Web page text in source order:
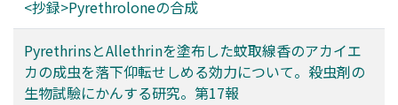
<抄録>Pyrethroloneの合成
PyrethrinsとAllethrinを塗布した蚊取線香のアカイエ
カの成虫を落下仰転せしめる効力について。殺虫剤の
生物試驗にかんする研究。第17報